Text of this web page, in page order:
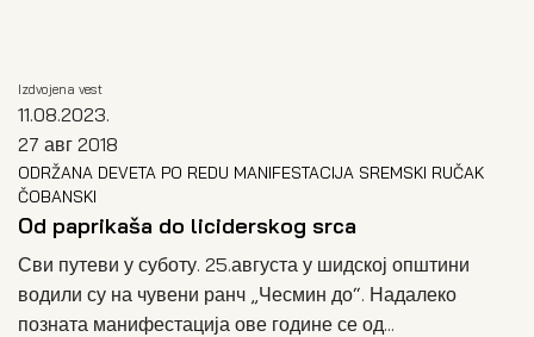
Izdvojena vest
11.08.2023.
27 авг 2018
ODRŽANA DEVETA PO REDU MANIFESTACIJA SREMSKI RUČAK
ČOBANSKI
Od paprikaša do liciderskog srca
Сви путеви у суботу. 25.августа у шидској општини
водили су на чувени ранч „Чесмин до“. Надалеко
позната манифестација ове године се од...